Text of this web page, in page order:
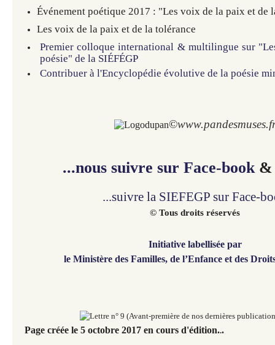
Événement poétique 2017 : "Les voix de la paix et de
Les voix de la paix et de la tolérance
Premier colloque international & multilingue sur
poésie" de la SIÉFÉGP
Contribuer à l'Encyclopédie évolutive de la poésie
©
...nous suivre sur Face-book
...suivre la SIEFEGP sur Face-
© Tous droits réservés
Initiative labellisée par
le Ministère des Familles, de l’Enfance et des
Page créée le 5 octobre 2017 en cours d'édition...